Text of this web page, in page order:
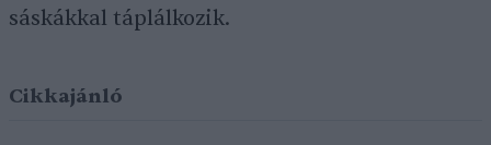
sáskákkal táplálkozik.
Cikkajánló